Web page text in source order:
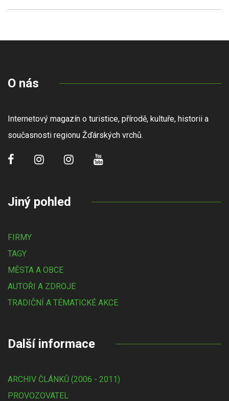
O nás
Internetový magazín o turistice, přírodě, kultuře, historii a
současnosti regionu Žďárských vrchů.
Jiný pohled
FIRMY
TAGY
MĚSTA A OBCE
AUTOŘI A ZDROJE
TRADIČNÍ A TÉMATICKÉ AKCE
Další informace
ARCHIV ČLÁNKŮ (2006 - 2011)
PROVOZOVATEL